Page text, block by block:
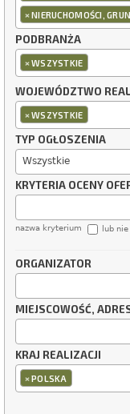
×NIERUCHOMOŚCI,
PODBRANŻA
×WSZYSTKIE
WOJEWÓDZTWO
×WSZYSTKIE
TYP OGŁOSZENIA
Wszystkie
KRYTERIA OCENY
nazwa kryterium lub
ORGANIZATOR
MIEJSCOWOŚĆ,
KRAJ REALIZACJI
×POLSKA